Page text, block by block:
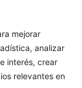
mejorar
analizar
interés, crear
relevantes en